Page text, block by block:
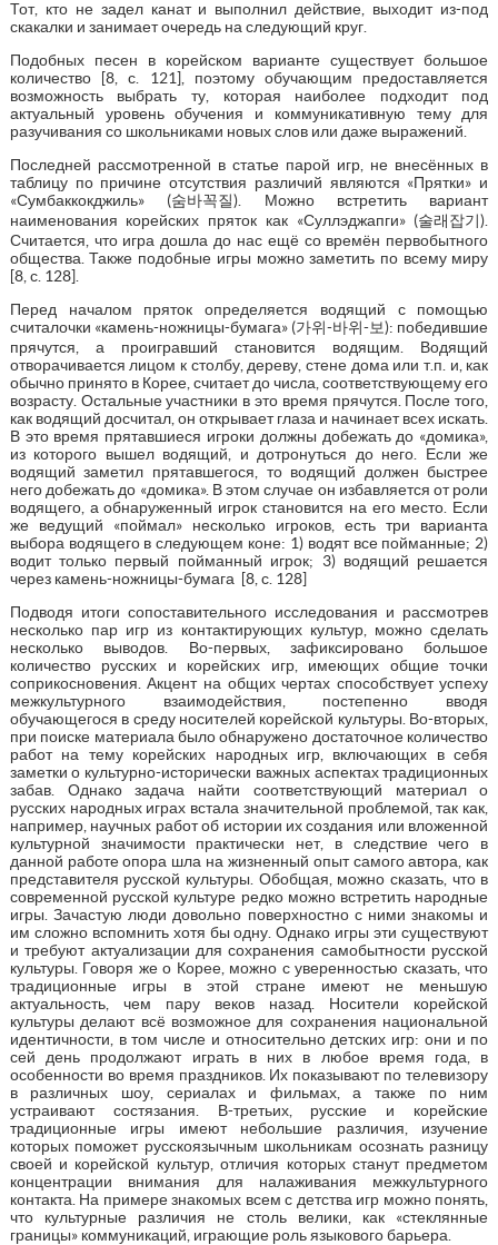
Тот, кто не задел канат и выполнил действие, выходит из-под
скакалки и занимает очередь на следующий круг.
Подобных песен в корейском варианте существует большое
количество [8, с. 121], поэтому обучающим предоставляется
возможность выбрать ту, которая наиболее подходит под
актуальный уровень обучения и коммуникативную тему для
разучивания со школьниками новых слов или даже выражений.
Последней рассмотренной в статье парой игр, не внесённых в
таблицу по причине отсутствия различий являются «Прятки» и
«Сумбаккокджиль» (숨바꼭질). Можно встретить вариант
наименования корейских пряток как «Суллэджапги» (술래잡기).
Считается, что игра дошла до нас ещё со времён первобытного
общества. Также подобные игры можно заметить по всему миру
[8, с. 128].
Перед началом пряток определяется водящий с помощью
считалочки «камень-ножницы-бумага» (가위-바위-보): победившие
прячутся, а проигравший становится водящим. Водящий
отворачивается лицом к столбу, дереву, стене дома или т.п. и, как
обычно принято в Корее, считает до числа, соответствующему его
возрасту. Остальные участники в это время прячутся. После того,
как водящий досчитал, он открывает глаза и начинает всех искать.
В это время прятавшиеся игроки должны добежать до «домика»,
из которого вышел водящий, и дотронуться до него. Если же
водящий заметил прятавшегося, то водящий должен быстрее
него добежать до «домика». В этом случае он избавляется от роли
водящего, а обнаруженный игрок становится на его место. Если
же ведущий «поймал» несколько игроков, есть три варианта
выбора водящего в следующем коне: 1) водят все пойманные; 2)
водит только первый пойманный игрок; 3) водящий решается
через камень-ножницы-бумага [8, с. 128]
Подводя итоги сопоставительного исследования и рассмотрев
несколько пар игр из контактирующих культур, можно сделать
несколько выводов. Во-первых, зафиксировано большое
количество русских и корейских игр, имеющих общие точки
соприкосновения. Акцент на общих чертах способствует успеху
межкультурного взаимодействия, постепенно вводя
обучающегося в среду носителей корейской культуры. Во-вторых,
при поиске материала было обнаружено достаточное количество
работ на тему корейских народных игр, включающих в себя
заметки о культурно-исторически важных аспектах традиционных
забав. Однако задача найти соответствующий материал о
русских народных играх встала значительной проблемой, так как,
например, научных работ об истории их создания или вложенной
культурной значимости практически нет, в следствие чего в
данной работе опора шла на жизненный опыт самого автора, как
представителя русской культуры. Обобщая, можно сказать, что в
современной русской культуре редко можно встретить народные
игры. Зачастую люди довольно поверхностно с ними знакомы и
им сложно вспомнить хотя бы одну. Однако игры эти существуют
и требуют актуализации для сохранения самобытности русской
культуры. Говоря же о Корее, можно с уверенностью сказать, что
традиционные игры в этой стране имеют не меньшую
актуальность, чем пару веков назад. Носители корейской
культуры делают всё возможное для сохранения национальной
идентичности, в том числе и относительно детских игр: они и по
сей день продолжают играть в них в любое время года, в
особенности во время праздников. Их показывают по телевизору
в различных шоу, сериалах и фильмах, а также по ним
устраивают состязания. В-третьих, русские и корейские
традиционные игры имеют небольшие различия, изучение
которых поможет русскоязычным школьникам осознать разницу
своей и корейской культур, отличия которых станут предметом
концентрации внимания для налаживания межкультурного
контакта. На примере знакомых всем с детства игр можно понять,
что культурные различия не столь велики, как «стеклянные
границы» коммуникаций, играющие роль языкового барьера.